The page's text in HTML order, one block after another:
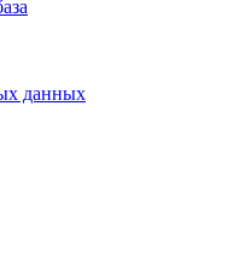
данных